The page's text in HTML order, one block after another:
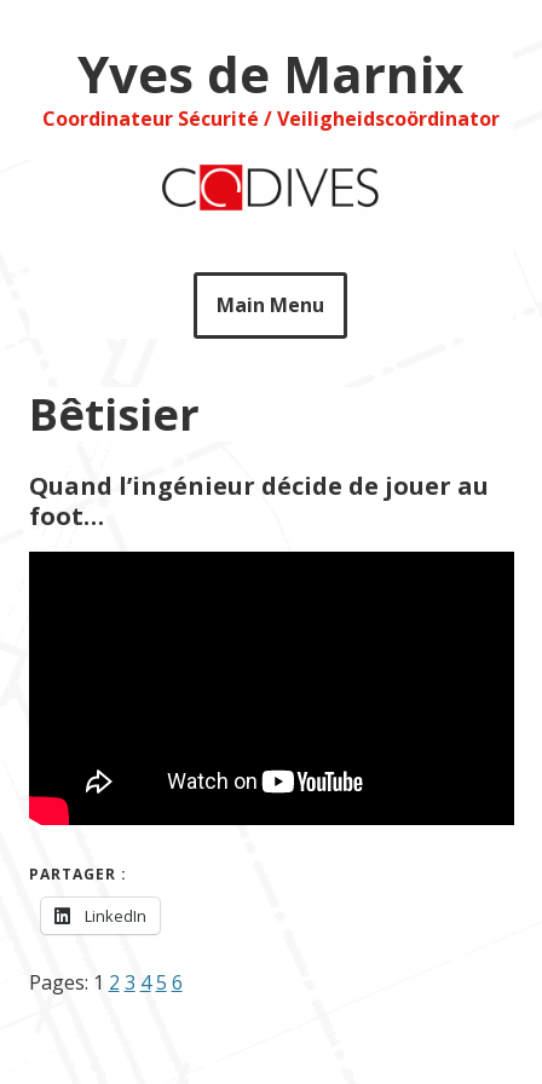
Yves de Marnix
Coordinateur Sécurité / Veiligheidscoördinator
Main Menu
Bêtisier
Quand l’ingénieur décide de jouer au
foot…
PARTAGER :
LinkedIn
Pages: 1 2 3 4 5 6